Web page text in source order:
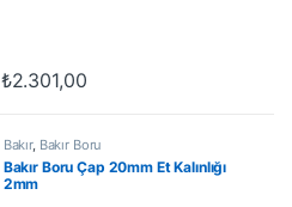
₺2.301,00
Bakır, Bakır Boru
Bakır Boru Çap 20mm Et Kalınlığı
2mm